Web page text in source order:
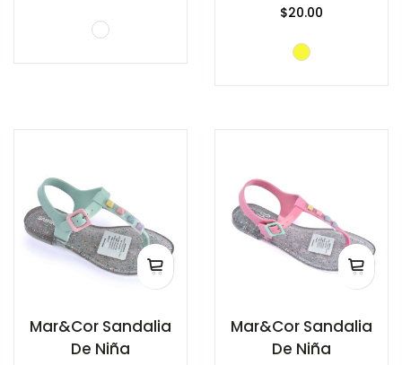
$20.00
Mar&Cor Sandalia
De Niña
Mar&Cor Sandalia
De Niña